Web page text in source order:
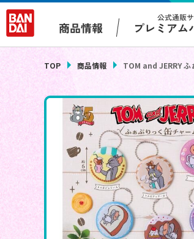
商品情報
公式通販
プレミアム
TOP 商品情報 TOM and JERRY ふ